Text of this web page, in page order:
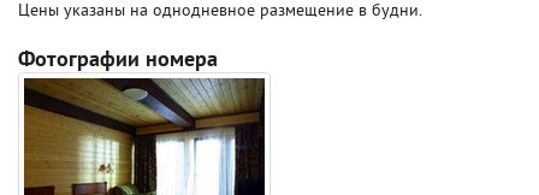
Цены указаны на однодневное размещение в будни.
Фотографии номера